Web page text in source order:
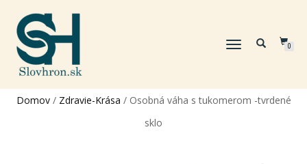
TOGGLE
0
Domov/ Zdravie-Krása / Osobná váha s tukomerom -tvrdené
sklo